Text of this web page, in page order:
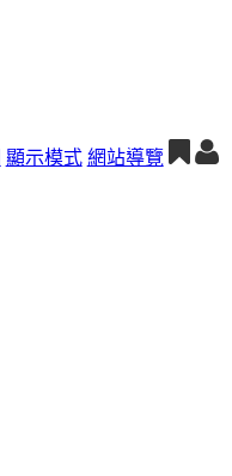
顯示模式 網站導覽